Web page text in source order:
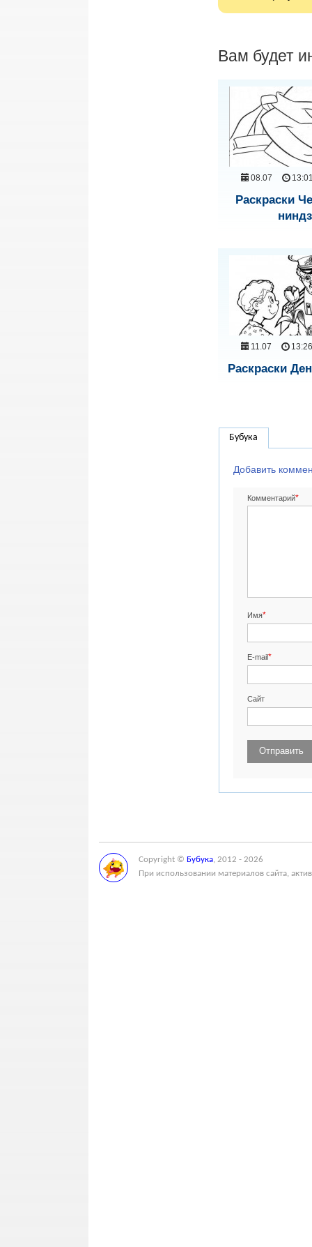
Вам будет
08.07
Раскраски
11.07
Раскраски
Бубука
Добавить
Комментарий*
Имя*
E-mail*
Сайт
Copyright © Бубука, 2012 - 2026
При использовании материалов сайта,